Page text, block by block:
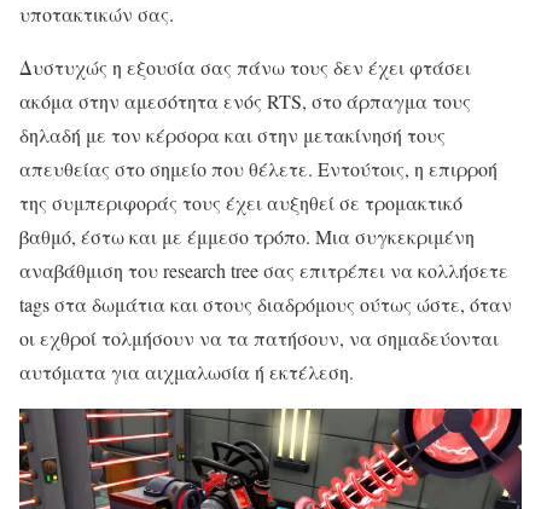
υποτακτικών σας.
Δυστυχώς η εξουσία σας πάνω τους δεν έχει φτάσει
ακόμα στην αμεσότητα ενός RTS, στο άρπαγμα τους
δηλαδή με τον κέρσορα και στην μετακίνησή τους
απευθείας στο σημείο που θέλετε. Εντούτοις, η επιρροή
της συμπεριφοράς τους έχει αυξηθεί σε τρομακτικό
βαθμό, έστω και με έμμεσο τρόπο. Μια συγκεκριμένη
αναβάθμιση του research tree σας επιτρέπει να κολλήσετε
tags στα δωμάτια και στους διαδρόμους ούτως ώστε, όταν
οι εχθροί τολμήσουν να τα πατήσουν, να σημαδεύονται
αυτόματα για αιχμαλωσία ή εκτέλεση.